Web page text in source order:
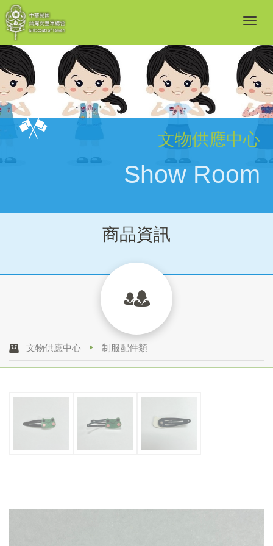
文物供應中心
Show Room
商品資訊
文物供應中心 制服配件類